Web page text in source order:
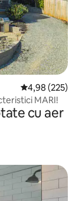
Scor mediu de
4,98 (225)
MARI!
cu aer